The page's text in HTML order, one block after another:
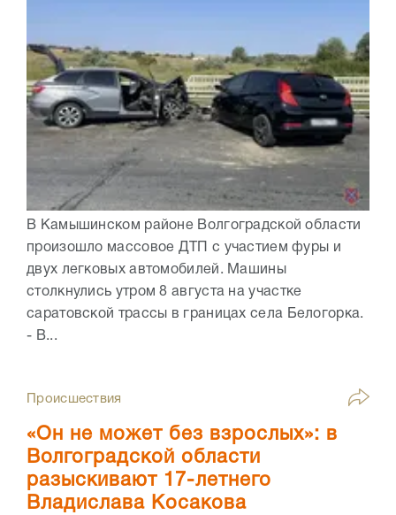
В Камышинском районе Волгоградской области
произошло массовое ДТП с участием фуры и
двух легковых автомобилей. Машины
столкнулись утром 8 августа на участке
саратовской трассы в границах села Белогорка.
- В...
Происшествия
«Он не может без взрослых»: в
Волгоградской области
разыскивают 17-летнего
Владислава Косакова